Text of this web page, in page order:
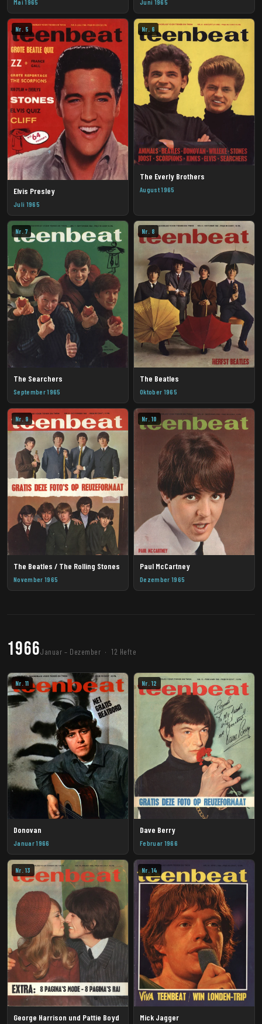
Mai 1965 Juni 1965
Nr. 5
Elvis Presley
Juli 1965
Nr. 6
The Everly Brothers
August 1965
Nr. 7
The Searchers
September 1965
Nr. 8
The Beatles
Oktober 1965
Nr. 9
The Beatles / The Rolling Stones
November 1965
Nr. 10
Paul McCartney
Dezember 1965
1966Januar – Dezember · 12 Hefte
Nr. 11
Donovan
Januar 1966
Nr. 12
Dave Berry
Februar 1966
Nr. 13
George Harrison und Pattie Boyd
Nr. 14
Mick Jagger